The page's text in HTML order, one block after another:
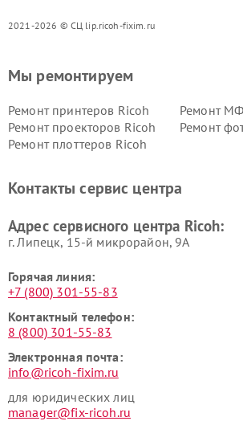
2021-2026 © СЦ lip.ricoh-fixim.ru
Мы ремонтируем
Ремонт принтеров Ricoh
Ремонт
Ремонт проекторов Ricoh
Ремонт
Ремонт плоттеров Ricoh
Контакты сервис центра
Адрес сервисного центра Ricoh:
г. Липецк, 15-й микрорайон, 9А
Горячая линия:
+7 (800) 301-55-83
Контактный телефон:
8 (800) 301-55-83
Электронная почта:
info@ricoh-fixim.ru
для юридических лиц
manager@fix-ricoh.ru